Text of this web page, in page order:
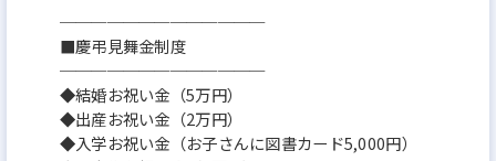
─────────────
■慶弔見舞金制度
─────────────
◆結婚お祝い金（5万円）
◆出産お祝い金（2万円）
◆入学お祝い金（お子さんに図書カード5,000円）